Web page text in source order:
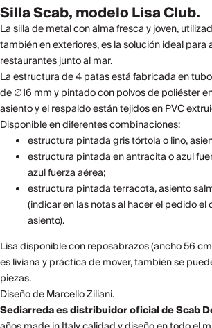
Silla Scab, modelo Lisa Club.
La silla de metal con alma fresca y joven,
también en exteriores, es la solución ideal para
restaurantes junto al mar.
La estructura de 4 patas está fabricada en
de ∅16 mm y pintado con polvos de poliéster
asiento y el respaldo están tejidos en PVC
Disponible en diferentes combinaciones:
estructura pintada gris tórtola o lino,
estructura pintada en antracita o azul
azul fuerza aérea;
estructura pintada terracota, asiento
(indicar en las notas al hacer el pedido
asiento).
Lisa disponible con reposabrazos (ancho 56
es liviana y práctica de mover, también se
piezas.
Diseño de Marcello Ziliani.
Sediarreda es distribuidor oficial de Scab